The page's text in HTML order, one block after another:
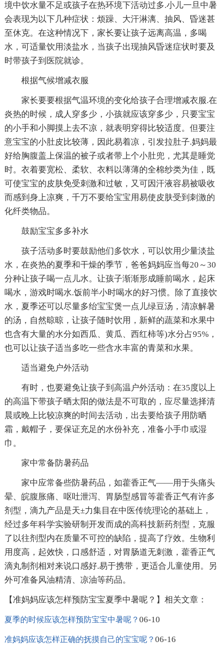
境中饮水量不足或孩子在热环境下活动过多.小儿一旦中暑
会表现为以下几种症状：烦躁、大汗淋漓、抽风、昏迷甚
至休克。在这种情况下，家长要让孩子远离高温，多喝
水，可适量饮用淡盐水，当孩子出现抽风昏迷症状时要及
时带孩子到医院就诊。
根据气候增减衣服
家长要要根据气温环境的变化给孩子合理增减衣服.在
炎热的时候，成人穿多少，小孩就应该穿多少，只要宝宝
的小手和小脚摸上去不凉，就表明穿得比较适度。但要注
意宝宝的小肚皮比较薄，因此易着凉，引发拉肚子.妈妈最
好给胸腹盖上保温的被子或者带上个小肚兜，尤其是睡觉
时。衣着要宽松、柔软、衣料以薄薄的全棉纱类为佳，既
可使宝宝的皮肤免受刺激和过敏，又可因汗液容易被吸收
而感到身上凉爽，千万不要给宝宝用易使皮肤受到刺激的
化纤类物品。
鼓励宝宝多多补水
孩子活动多时要鼓励他们多饮水，可以饮用少量淡盐
水，在炎热的夏季和干燥的季节，爸爸妈妈应当每20～30
分种让孩子喝一点儿水。让孩子渐渐形成睡前喝水，起床
喝水，游戏时喝水.饭前半小时喝水的好习惯。除了直接饮
水，夏季还可以尽量多绐宝宝煲一点儿绿豆汤，清凉解暑
的汤，自然晾晾，让孩子随时饮用，新鲜的蔬菜和水果中
也含有大量的水分如西瓜、黄瓜、西红柿等)水分占95%，
也可以让孩子适当多吃一些含水丰富的青菜和水果。
适当避免户外活动
有时，也要避免让孩子到高温户外活动：在35度以上
的高温下带孩子晒太阳的做法是不可取的，应尽量选择清
晨或晚上比较凉爽的时间去活动，出去要给孩子用防晒
霜，戴帽子，要保证充足的水份补充，准备小手巾或湿
巾。
家中常备防暑药品
家中应常备些防暑药品，如藿香正气——用于头痛头
晕、皖腹胀痛、呕吐泄泻、胃肠型感冒等藿香正气有许多
剂型，滴九产品是天±力集目在中医传统理论的基础上，
经过多年科学实验研制开发而成的高科技新药剂型，克服
了以往剂型内在质量不可控的缺陷，提高了疗效。生物利
用度高，起效快，口感舒适，对胃肠道无刺激，藿香正气
滴丸制剂相对来说口感好.易于携带，更适合儿童使用。另
外可准备风油精清、凉油等药品。
【准妈妈应该怎样预防宝宝夏季中暑呢？】相关文章：
夏季的时候应该怎样预防宝宝中暑呢？ 06-10
准妈妈应该怎样正确的抚摸自己的宝宝呢？ 06-16